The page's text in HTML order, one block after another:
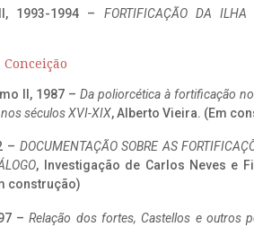
1993-1994 – FORTIFICAÇÃO DA ILHA
II, 1987 – Da poliorcética à fortificação
séculos XVI-XIX, Alberto Vieira. (Em
– DOCUMENTAÇÃO SOBRE AS
, Investigação de Carlos Neves e
construção)
–Relação dos fortes, Castellos e outros